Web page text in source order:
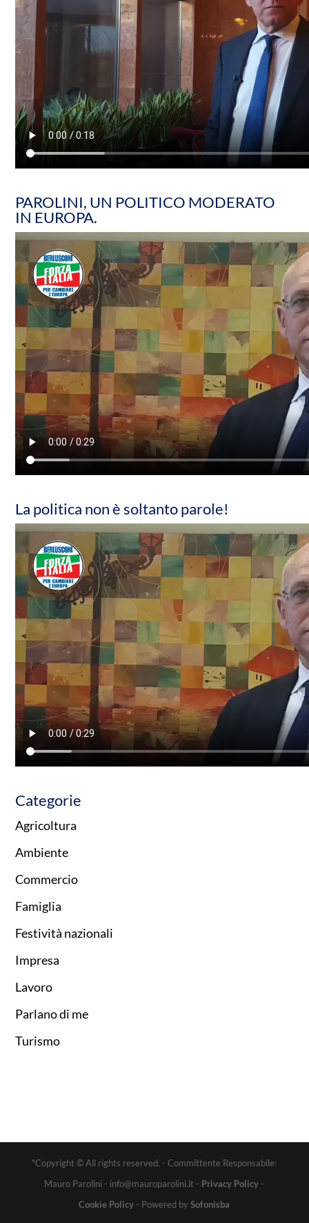
PAROLINI, UN POLITICO MODERATO
IN EUROPA.
La politica non è soltanto parole!
Categorie
Agricoltura
Ambiente
Commercio
Famiglia
Festività nazionali
Impresa
Lavoro
Parlano di me
Turismo
"Copyright © All rights reserved. - Committente Responsabile:
Mauro Parolini - info@mauroparolini.it - Privacy Policy-
Cookie Policy- Powered bySofonisba